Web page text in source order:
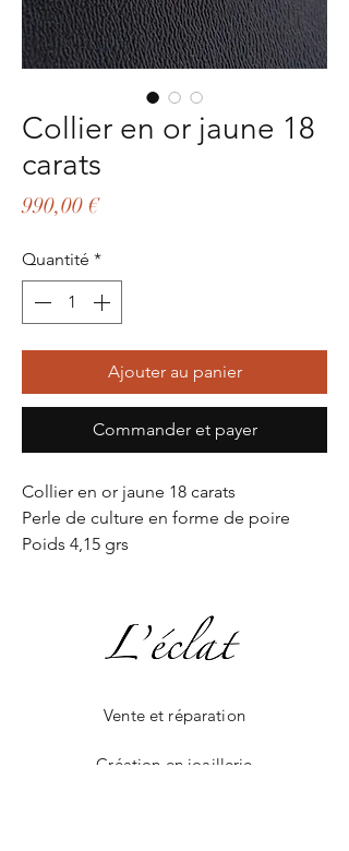
Collier en or jaune 18
carats
990,00 €Prix
Quantité *
Ajouter au panier
Commander et payer
Collier en or jaune 18 carats
Perle de culture en forme de poire
Poids 4,15 grs
Vente et réparation
Création en joaillerie